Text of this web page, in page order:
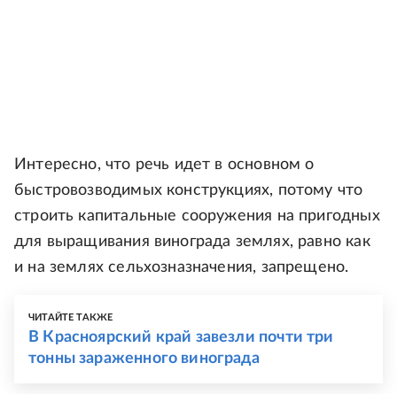
Интересно, что речь идет в основном о
быстровозводимых конструкциях, потому что
строить капитальные сооружения на пригодных
для выращивания винограда землях, равно как
и на землях сельхозназначения, запрещено.
ЧИТАЙТЕ ТАКЖЕ
В Красноярский край завезли почти три
тонны зараженного винограда